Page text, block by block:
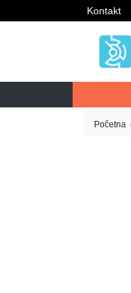
Kontakt
Početna